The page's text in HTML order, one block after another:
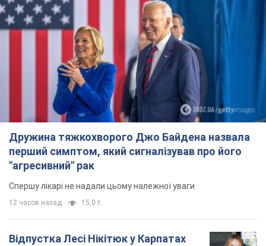
Дружина тяжкохворого Джо Байдена назвала
перший симптом, який сигналізував про його
"агресивний" рак
Спершу лікарі не надали цьому належної уваги
12 часов назад 15,0 т.
Відпустка Лесі Нікітюк у Карпатах